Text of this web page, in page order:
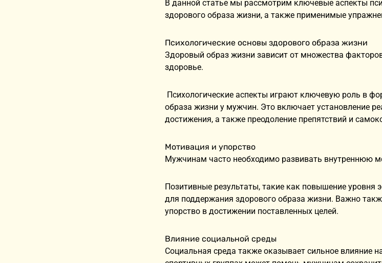
В данной статье мы рассмотрим ключевые аспекты
здорового образа жизни, а также применимые
Психологические основы здорового образа жизни
Здоровый образ жизни зависит от множества
здоровье.
Психологические аспекты играют ключевую роль в
образа жизни у мужчин. Это включает установление
достижения, а также преодоление препятствий и
Мотивация и упорство
Мужчинам часто необходимо развивать внутреннюю
Позитивные результаты, такие как повышение
для поддержания здорового образа жизни. Важно
упорство в достижении поставленных целей.
Влияние социальной среды
Социальная среда также оказывает сильное влияние